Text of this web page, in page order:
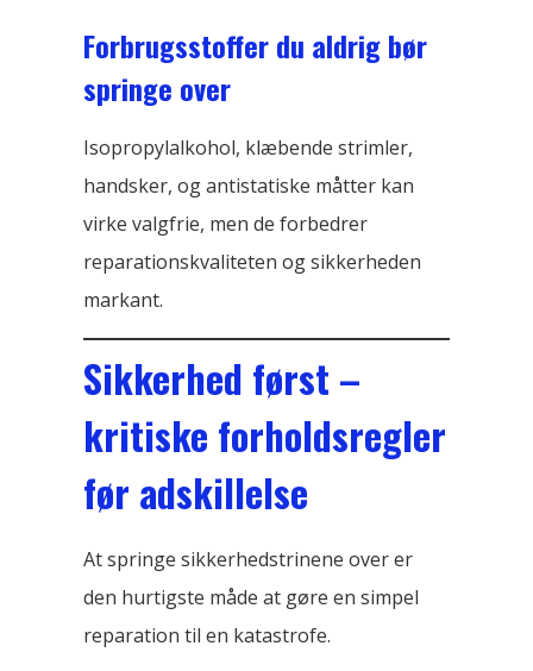
Forbrugsstoffer du aldrig bør
springe over
Isopropylalkohol, klæbende strimler,
handsker, og antistatiske måtter kan
virke valgfrie, men de forbedrer
reparationskvaliteten og sikkerheden
markant.
Sikkerhed først –
kritiske forholdsregler
før adskillelse
At springe sikkerhedstrinene over er
den hurtigste måde at gøre en simpel
reparation til en katastrofe.